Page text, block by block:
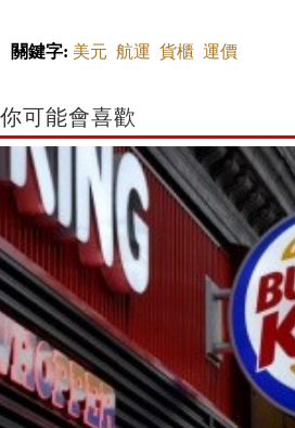
關鍵字: 美元 航運 貨櫃 運價
你可能會喜歡